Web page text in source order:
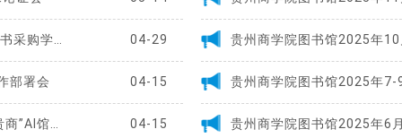
04-29
部署会 04-15
04-15
贵州商学院图书馆2025年
贵州商学院图书馆2025年7-
贵州商学院图书馆2025年6